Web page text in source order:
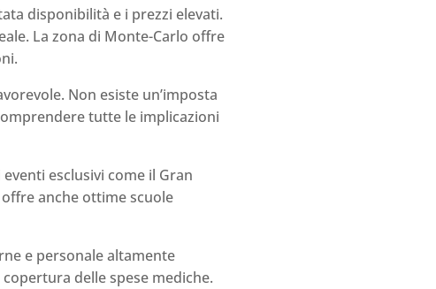
disponibilità e i prezzi elevati.
La zona di Monte-Carlo offre
Non esiste un’imposta
tutte le implicazioni
esclusivi come il Gran
anche ottime scuole
e personale altamente
delle spese mediche.